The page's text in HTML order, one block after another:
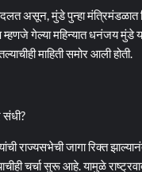
असून, मुंडे पुन्हा मंत्रिमंडळात
म्हणजे गेल्या महिन्यात धनंजय मुंडे
माहिती समोर आली होती.
संधी?
राज्यसभेची जागा रिक्त
चर्चा सुरू आहे. यामुळे